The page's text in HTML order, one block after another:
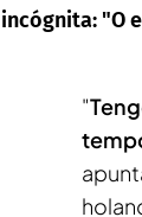
incógnita: "O
"